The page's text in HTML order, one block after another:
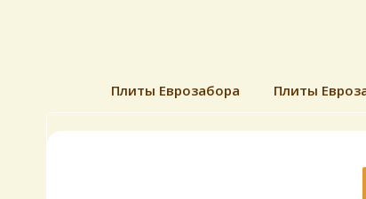
Плиты Еврозабора Плиты